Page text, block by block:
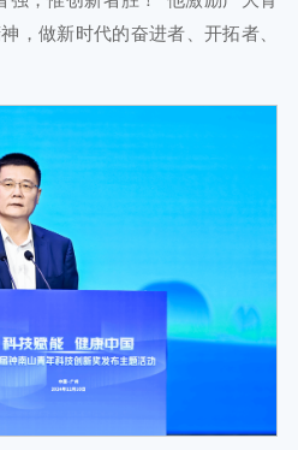
，做新时代的奋进者、开拓者、